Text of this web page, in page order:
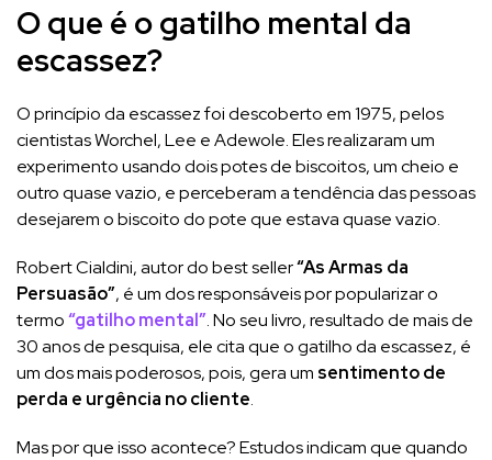
O que é o gatilho mental da
escassez?
O princípio da escassez foi descoberto em 1975, pelos
cientistas Worchel, Lee e Adewole. Eles realizaram um
experimento usando dois potes de biscoitos, um cheio e
outro quase vazio, e perceberam a tendência das pessoas
desejarem o biscoito do pote que estava quase vazio.
Robert Cialdini, autor do best seller“As Armas da
Persuasão”, é um dos responsáveis por popularizar o
termo“gatilho mental”. No seu livro, resultado de mais de
30 anos de pesquisa, ele cita que o gatilho da escassez, é
um dos mais poderosos, pois, gera um sentimento de
perda e urgência no cliente.
Mas por que isso acontece? Estudos indicam que quando